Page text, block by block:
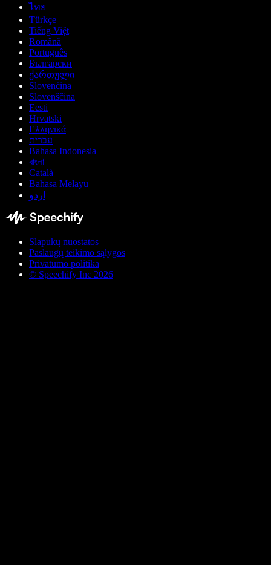
ไทย
Türkçe
Tiếng Việt
Română
Português
Български
ქართული
Slovenčina
Slovenščina
Eesti
Hrvatski
Ελληνικά
עברית
Bahasa Indonesia
বাংলা
Català
Bahasa Melayu
اردو
Slapukų nuostatos
Paslaugų teikimo sąlygos
Privatumo politika
© Speechify Inc 2026